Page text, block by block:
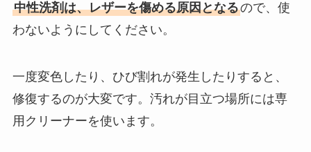
中性洗剤は、レザーを傷める原因となるので、使
わないようにしてください。
一度変色したり、ひび割れが発生したりすると、
修復するのが大変です。汚れが目立つ場所には専
用クリーナーを使います。